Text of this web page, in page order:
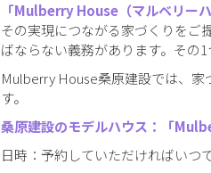
「Mulberry House（マルベリー
その実現につながる家づくりをご
ばならない義務があります。その
Mulberry House桑原建設では、
す。
桑原建設のモデルハウス：「
日時：予約していただければいつ